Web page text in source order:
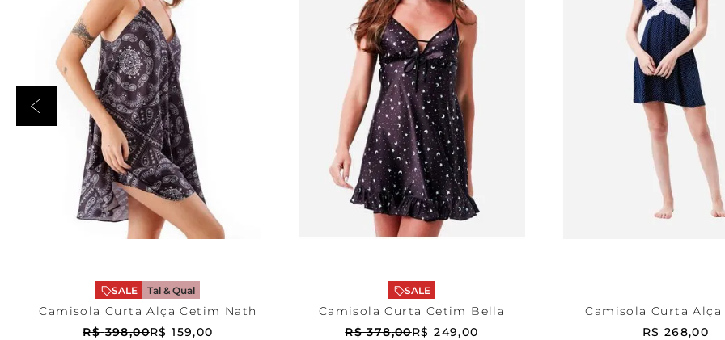
Estampada P
SALE Tal & Qual
Camisola Curta Alça Cetim Nath
R$ 398,00R$ 159,00
Estampada P
SALE
Camisola Curta Cetim Bella
R$ 378,00R$ 249,00
Camisola Curta Alça
Alessia
R$ 268,00